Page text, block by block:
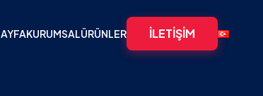
KURUMSALÜRÜNLER İLETIŞIM